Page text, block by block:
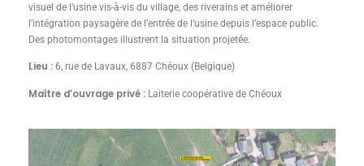
visuel de l’usine vis-à-vis du village, des riverains et améliorer
l’intégration paysagère de l’entrée de l’usine depuis l’espace public.
Des photomontages illustrent la situation projetée.
Lieu : 6, rue de Lavaux, 6887 Chéoux (Belgique)
Maître d’ouvrage privé : Laiterie coopérative de Chéoux